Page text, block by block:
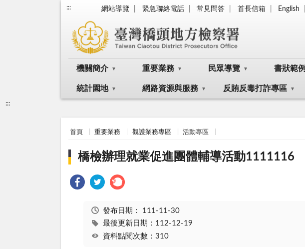
::: 網站導覽 緊急聯絡電話 常見問答 首長信箱 English
機關簡介 重要業務 民眾導覽 書狀範例
統計園地 網路資源與服務 反賄反毒打詐專區
:::
首頁 重要業務 觀護業務專區 活動專區
橋檢辦理就業促進團體輔導活動1111116
發布日期： 111-11-30
最後更新日期：112-12-19
資料點閱次數：310